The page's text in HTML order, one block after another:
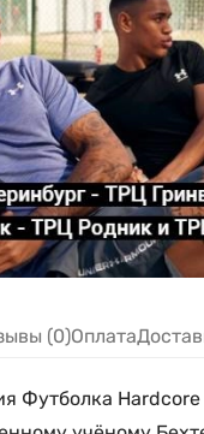
(0)Оплата
Футболка